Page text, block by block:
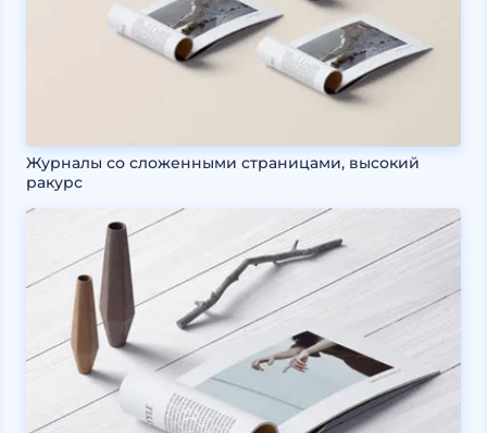
Журналы со сложенными страницами, высокий
ракурс